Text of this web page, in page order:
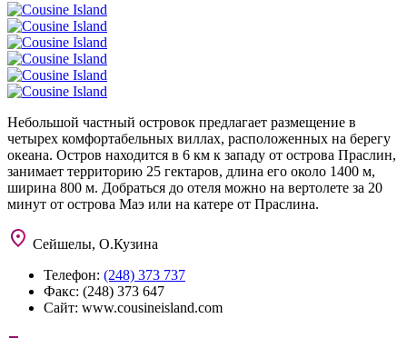
Небольшой частный островок предлагает размещение в
четырех комфортабельных виллах, расположенных на берегу
океана. Остров находится в 6 км к западу от острова Праслин,
занимает территорию 25 гектаров, длина его около 1400 м,
ширина 800 м. Добраться до отеля можно на вертолете за 20
минут от острова Маэ или на катере от Праслина.
Сейшелы, О.Кузина
Телефон: (248) 373 737
Факс: (248) 373 647
Сайт: www.cousineisland.com